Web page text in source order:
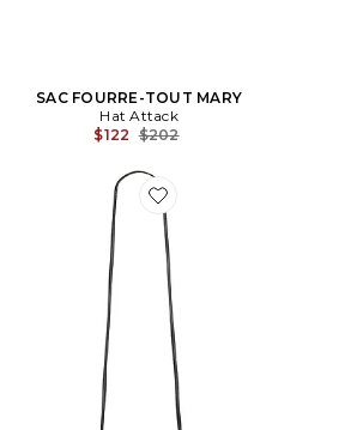
SAC FOURRE-TOUT MARY
Hat Attack
$122 Previous price:
$202
Favorite POCHETTE